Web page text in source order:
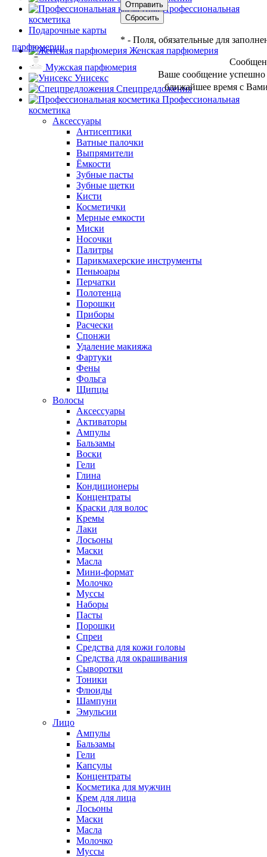
* - Поля, обязательные для
Ваше сообщение успешно
ближайшее время с
Профессиональная
косметика
Подарочные карты
Женская парфюмерия
Мужская парфюмерия
Унисекс
Спецпредложения
Профессиональная
косметика
Аксессуары
Антисептики
Ватные палочки
Выпрямители
Ёмкости
Зубные пасты
Зубные щетки
Кисти
Косметички
Мерные емкости
Миски
Носочки
Палитры
Парикмахерские инструменты
Пеньюары
Перчатки
Полотенца
Порошки
Приборы
Расчески
Спонжи
Удаление макияжа
Фартуки
Фены
Фольга
Щипцы
Волосы
Аксессуары
Активаторы
Ампулы
Бальзамы
Воски
Гели
Глина
Кондиционеры
Концентраты
Краски для волос
Кремы
Лаки
Лосьоны
Маски
Масла
Мини-формат
Молочко
Муссы
Наборы
Пасты
Порошки
Спреи
Средства для кожи головы
Средства для окрашивания
Сыворотки
Тоники
Флюиды
Шампуни
Эмульсии
Лицо
Ампулы
Бальзамы
Гели
Капсулы
Концентраты
Косметика для мужчин
Крем для лица
Лосьоны
Маски
Масла
Молочко
Муссы